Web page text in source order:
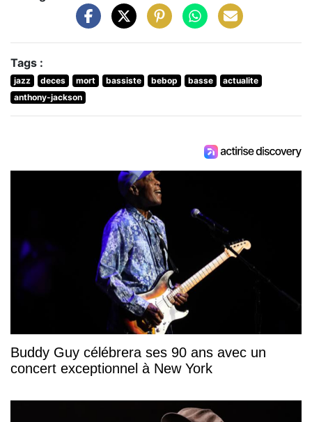
Tags :
jazz deces mort bassiste bebop basse
actualite
anthony-jackson
Buddy Guy célébrera ses 90 ans avec un
concert exceptionnel à New York